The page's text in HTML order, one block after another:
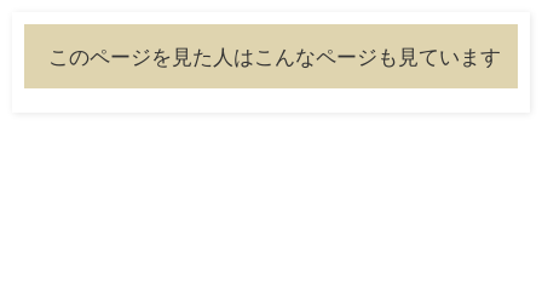
このページを見た人はこんなページも見ています